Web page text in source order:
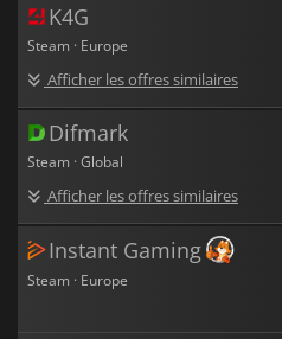
K4G
Steam · Europe
Afficher les offres similaires
Difmark
Steam · Global
Afficher les offres similaires
Instant Gaming
Steam · Europe